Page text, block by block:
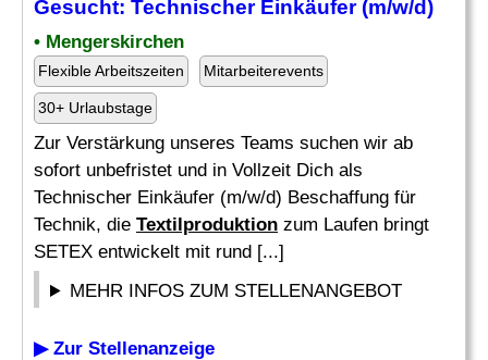
Gesucht: Technischer Einkäufer (m/w/d)
• Mengerskirchen
Flexible Arbeitszeiten Mitarbeiterevents
30+ Urlaubstage
Zur Verstärkung unseres Teams suchen wir ab
sofort unbefristet und in Vollzeit Dich als
Technischer Einkäufer (m/w/d) Beschaffung für
Technik, die Textilproduktion zum Laufen bringt
SETEX entwickelt mit rund [...]
MEHR INFOS ZUM STELLENANGEBOT
▶ Zur Stellenanzeige